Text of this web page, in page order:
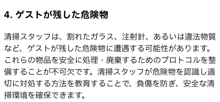
4. ゲストが残した危険物
清掃スタッフは、割れたガラス、注射針、あるいは違法物質
など、ゲストが残した危険物に遭遇する可能性があります。
これらの物品を安全に処理・廃棄するためのプロトコルを整
備することが不可欠です。清掃スタッフが危険物を認識し適
切に対処する方法を教育することで、負傷を防ぎ、安全な清
掃環境を確保できます。